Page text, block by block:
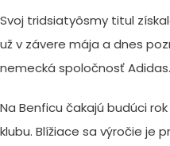
Svoj tridsiatyôsmy titul
už v závere mája a dnes
nemecká spoločnosť Adidas.
Na Benficu čakajú budúci
klubu. Blížiace sa výročie je